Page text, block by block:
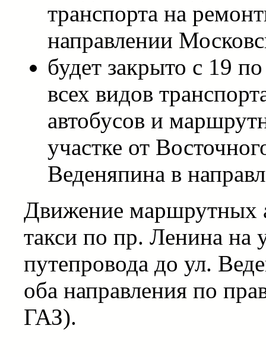
транспорта на
направлении
будет закрыто с 19
всех видов
автобусов и
участке от
Веденяпина в
Движение маршрутных
такси по пр. Ленина на
путепровода до ул.
оба направления по
ГАЗ).